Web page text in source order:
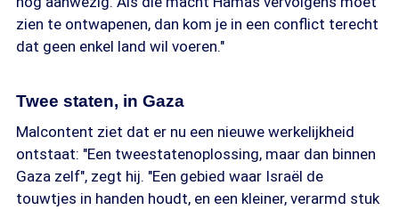
zien te ontwapenen, dan kom je in een conflict terecht
dat geen enkel land wil voeren."
Twee staten, in Gaza
Malcontent ziet dat er nu een nieuwe werkelijkheid
ontstaat: "Een tweestatenoplossing, maar dan binnen
Gaza zelf", zegt hij. "Een gebied waar Israël de
touwtjes in handen houdt, en een kleiner, verarmd stuk